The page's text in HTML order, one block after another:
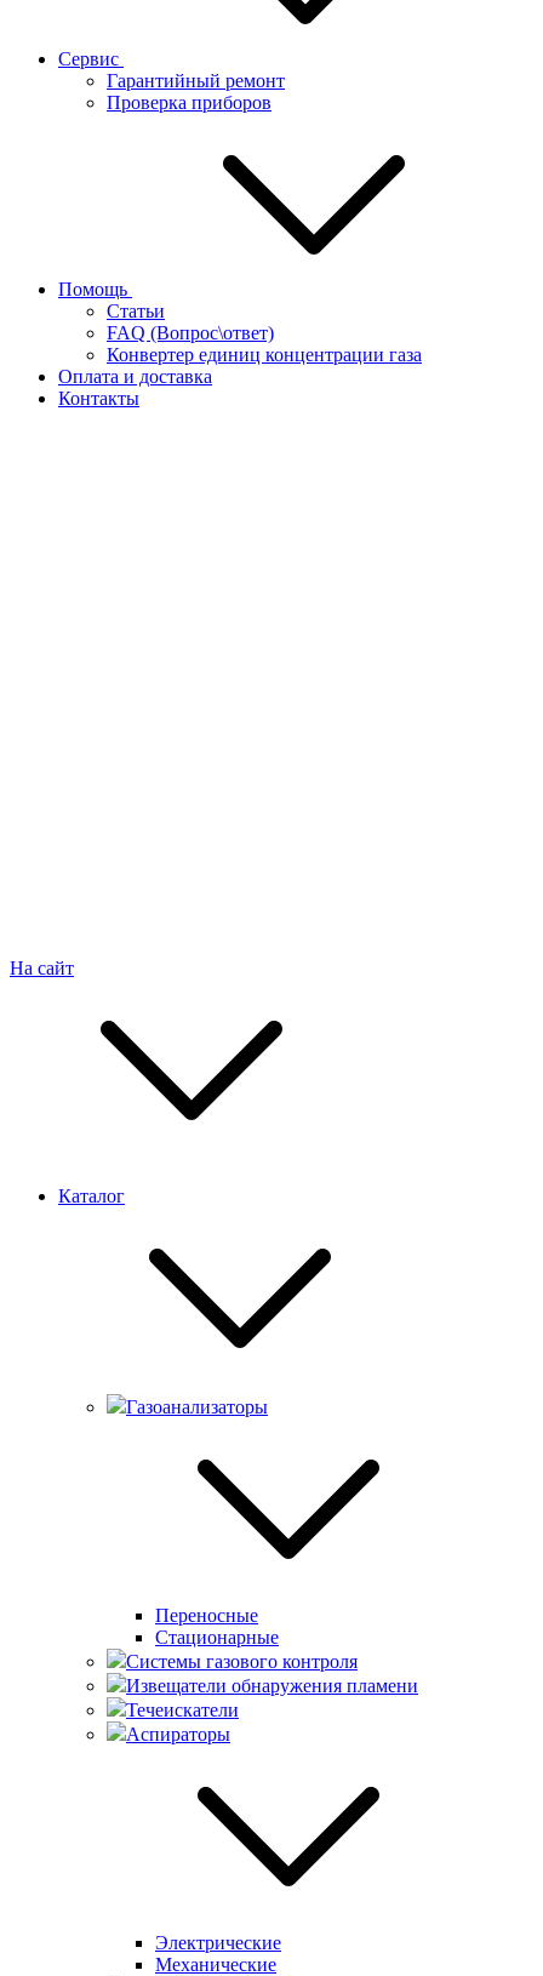
Сервис
Гарантийный ремонт
Проверка приборов
Помощь
Статьи
FAQ (Вопрос\ответ)
Конвертер единиц концентрации газа
Оплата и доставка
Контакты
На сайт
Каталог
Газоанализаторы
Переносные
Стационарные
Системы газового контроля
Извещатели обнаружения пламени
Течеискатели
Аспираторы
Электрические
Механические